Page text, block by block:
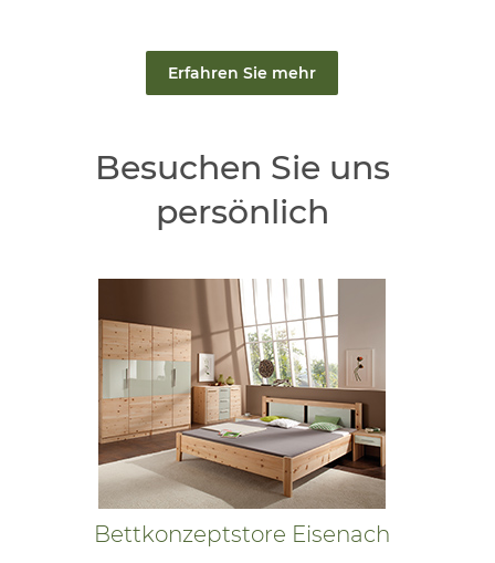
Erfahren Sie mehr
Besuchen Sie uns
persönlich
Bettkonzeptstore Eisenach